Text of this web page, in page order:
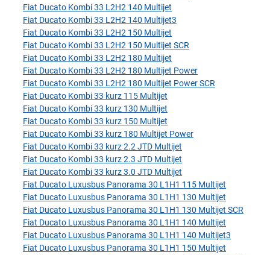
Fiat Ducato Kombi 33 L2H2 140 Multijet
Fiat Ducato Kombi 33 L2H2 140 Multijet3
Fiat Ducato Kombi 33 L2H2 150 Multijet
Fiat Ducato Kombi 33 L2H2 150 Multijet SCR
Fiat Ducato Kombi 33 L2H2 180 Multijet
Fiat Ducato Kombi 33 L2H2 180 Multijet Power
Fiat Ducato Kombi 33 L2H2 180 Multijet Power SCR
Fiat Ducato Kombi 33 kurz 115 Multijet
Fiat Ducato Kombi 33 kurz 130 Multijet
Fiat Ducato Kombi 33 kurz 150 Multijet
Fiat Ducato Kombi 33 kurz 180 Multijet Power
Fiat Ducato Kombi 33 kurz 2.2 JTD Multijet
Fiat Ducato Kombi 33 kurz 2.3 JTD Multijet
Fiat Ducato Kombi 33 kurz 3.0 JTD Multijet
Fiat Ducato Luxusbus Panorama 30 L1H1 115 Multijet
Fiat Ducato Luxusbus Panorama 30 L1H1 130 Multijet
Fiat Ducato Luxusbus Panorama 30 L1H1 130 Multijet SCR
Fiat Ducato Luxusbus Panorama 30 L1H1 140 Multijet
Fiat Ducato Luxusbus Panorama 30 L1H1 140 Multijet3
Fiat Ducato Luxusbus Panorama 30 L1H1 150 Multijet